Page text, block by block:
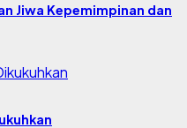
Jiwa Kepemimpinan dan